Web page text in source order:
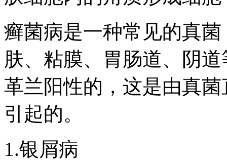
癣菌病是一种常见的真
肤、粘膜、胃肠道、阴
革兰阳性的，这是由真
引起的。
1.银屑病